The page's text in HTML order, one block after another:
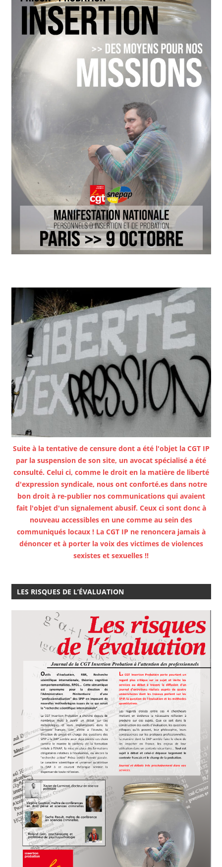
Suite à la tentative de censure dont a été l'objet la CGT IP
par la suspension de son site, un avocat spécialisé a été
consulté. Celui ci, comme le droit en la matière de liberté
d'expression syndicale, nous ont conforté.es dans notre
bon droit à re-publier nos communications qui avaient
fait l'objet d'un signalement abusif. Ceux ci sont donc à
nouveau accessibles en une comme au sein des
communiqués locaux ! La CGT IP ne renoncera jamais à
dénoncer et à porter la voix des victimes de violences
sexistes et sexuelles !!
LES RISQUES DE L’ÉVALUATION